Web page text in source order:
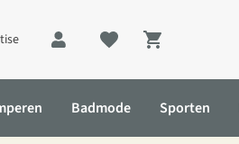
Shopping cart
Badmode Sporten